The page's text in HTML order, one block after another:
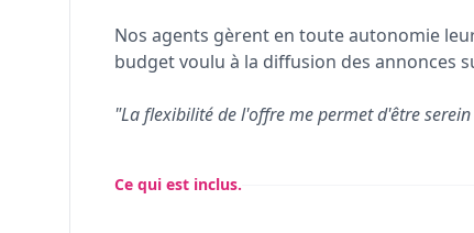
Nos agents gèrent en toute autonomie
budget voulu à la diffusion des annonces
"La flexibilité de l'offre me permet d'être
Ce qui est inclus.